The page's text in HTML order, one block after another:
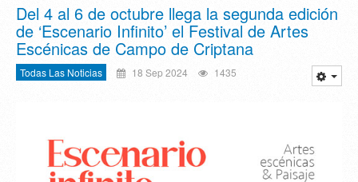
Del 4 al 6 de octubre llega la segunda edición
de ‘Escenario Infinito’ el Festival de Artes
Escénicas de Campo de Criptana
Todas Las Noticias 18 Sep 2024 1435